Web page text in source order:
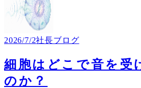
2026/7/2社長ブログ
細胞はどこで音を受
のか？